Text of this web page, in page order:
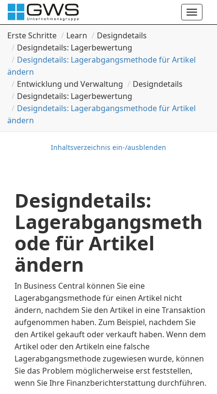
Toggle
Erste Schritte
Learn
Designdetails
Designdetails: Lagerbewertung
Designdetails: Lagerabgangsmethode für Artikel
ändern
Entwicklung und Verwaltung
Designdetails
Designdetails: Lagerbewertung
Designdetails: Lagerabgangsmethode für Artikel
ändern
Inhaltsverzeichnis ein-/ausblenden
Designdetails:
Lagerabgangsmeth
ode für Artikel
ändern
In Business Central können Sie eine
Lagerabgangsmethode für einen Artikel nicht
ändern, nachdem Sie den Artikel in eine Transaktion
aufgenommen haben. Zum Beispiel, nachdem Sie
den Artikel gekauft oder verkauft haben. Wenn dem
Artikel oder den Artikeln eine falsche
Lagerabgangsmethode zugewiesen wurde, können
Sie das Problem möglicherweise erst feststellen,
wenn Sie Ihre Finanzberichterstattung durchführen.